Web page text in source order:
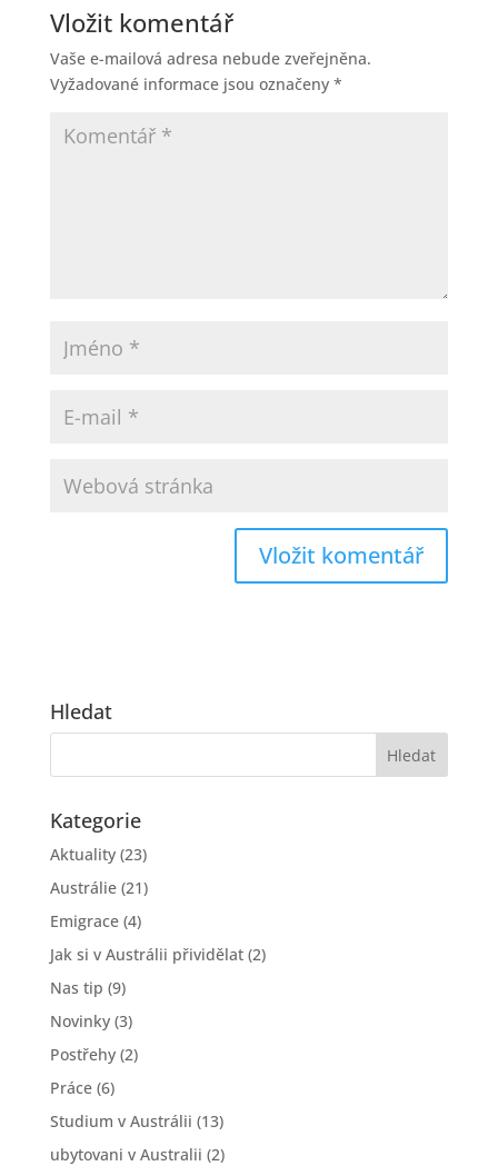
Vložit komentář
Vaše e-mailová adresa nebude zveřejněna.
Vyžadované informace jsou označeny *
Hledat
Kategorie
Aktuality(23)
Austrálie(21)
Emigrace(4)
Jak si v Austrálii přividělat(2)
Nas tip (9)
Novinky(3)
Postřehy(2)
Práce(6)
Studium v Austrálii (13)
ubytovani v Australii (2)